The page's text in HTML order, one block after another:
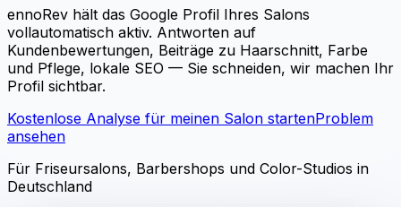
ennoRev hält das Google Profil Ihres Salons
vollautomatisch aktiv. Antworten auf
Kundenbewertungen, Beiträge zu Haarschnitt, Farbe
und Pflege, lokale SEO — Sie schneiden, wir machen Ihr
Profil sichtbar.
Kostenlose Analyse für meinen Salon startenProblem
ansehen
Für Friseursalons, Barbershops und Color-Studios in
Deutschland